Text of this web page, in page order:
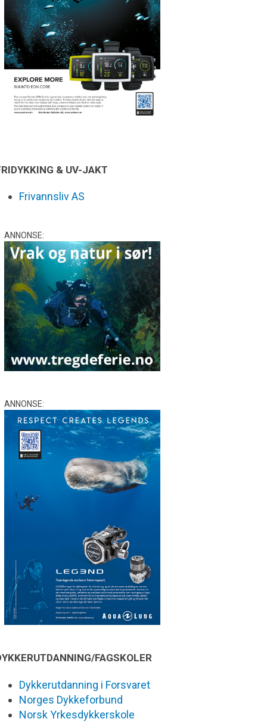
& UV-JAKT
Frivannsliv AS
ANNONSE:
ANNONSE:
FAGSKOLER
Dykkerutdanning i Forsvaret
Norges Dykkeforbund
Norsk Yrkesdykkerskole